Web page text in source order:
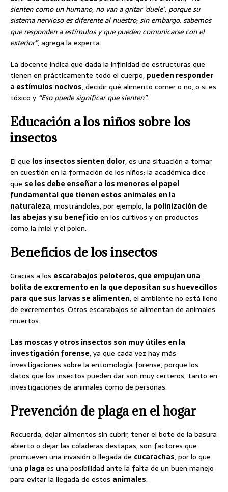
sienten como un humano, no van a gritar ‘duele’, porque su
sistema nervioso es diferente al nuestro; sin embargo, sabemos
que responden a estímulos y que pueden comunicarse con el
exterior”, agrega la experta.
La docente indica que dada la infinidad de estructuras que
tienen en prácticamente todo el cuerpo, pueden responder
a estímulos nocivos, decidir qué alimento comer o no, o si es
tóxico y “Eso puede significar que sienten”.
Educación a los niños sobre los
insectos
El que los insectos sienten dolor, es una situación a tomar
en cuestión en la formación de los niños; la académica dice
que se les debe enseñar a los menores el papel
fundamental que tienen estos animales en la
naturaleza, mostrándoles, por ejemplo, la polinización de
las abejas y su beneficio en los cultivos y en productos
como la miel y el polen.
Beneficios de los insectos
Gracias a los escarabajos peloteros, que empujan una
bolita de excremento en la que depositan sus huevecillos
para que sus larvas se alimenten, el ambiente no está lleno
de excrementos. Otros escarabajos se alimentan de animales
muertos.
Las moscas y otros insectos son muy útiles en la
investigación forense, ya que cada vez hay más
investigaciones sobre la entomología forense, porque los
datos que los insectos pueden dar son muy certeros, tanto en
investigaciones de animales como de personas.
Prevención de plaga en el hogar
Recuerda, dejar alimentos sin cubrir, tener el bote de la basura
abierto o dejar las coladeras destapas, son factores que
promueven una invasión o llegada de cucarachas, por lo que
una plagaes una posibilidad ante la falta de un buen manejo
para evitar la llegada de estos animales.